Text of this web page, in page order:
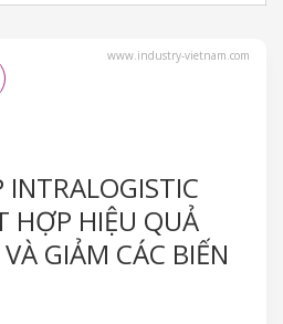
www.industry-vietnam.com
INTRALOGISTIC
HỢP HIỆU QUẢ
GIẢM CÁC BIẾN